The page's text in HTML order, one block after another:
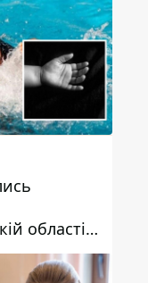
області
потонув